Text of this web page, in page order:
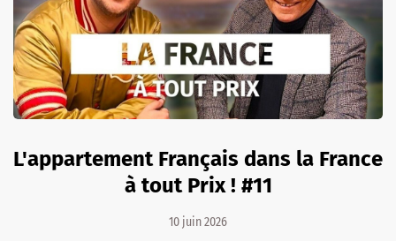
L'appartement Français dans la France
à tout Prix ! #11
10 juin 2026